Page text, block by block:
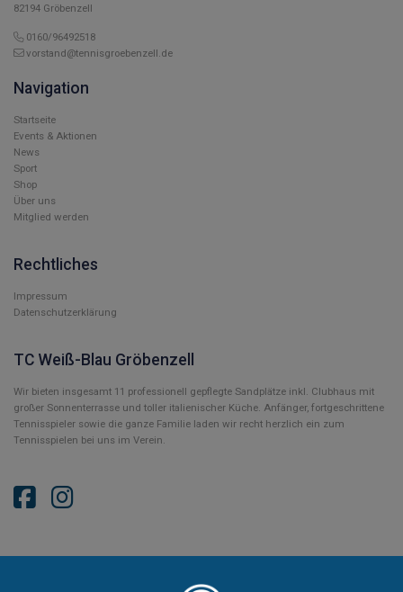
82194 Gröbenzell
0160/96492518
vorstand@tennisgroebenzell.de
Navigation
Startseite
Events & Aktionen
News
Sport
Shop
Über uns
Mitglied werden
Rechtliches
Impressum
Datenschutzerklärung
TC Weiß-Blau Gröbenzell
Wir bieten insgesamt 11 professionell gepflegte Sandplätze inkl. Clubhaus mit
großer Sonnenterrasse und toller italienischer Küche. Anfänger, fortgeschrittene
Tennisspieler sowie die ganze Familie laden wir recht herzlich ein zum
Tennisspielen bei uns im Verein.